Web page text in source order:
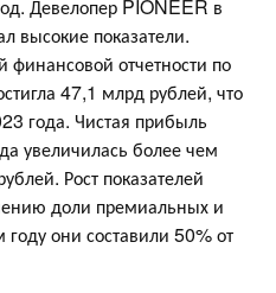
Девелопер PIONEER в
высокие показатели.
финансовой отчетности по
47,1 млрд рублей, что
года. Чистая прибыль
увеличилась более чем
Рост показателей
доли премиальных и
они составили 50% от